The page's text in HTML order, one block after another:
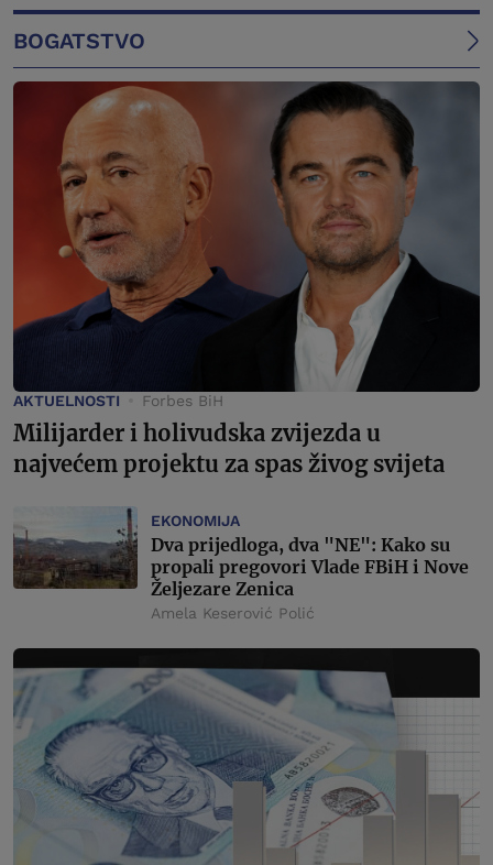
BOGATSTVO
AKTUELNOSTI Forbes BiH
Milijarder i holivudska zvijezda u
najvećem projektu za spas živog svijeta
EKONOMIJA
Dva prijedloga, dva "NE": Kako su
propali pregovori Vlade FBiH i Nove
Željezare Zenica
Amela Keserović Polić